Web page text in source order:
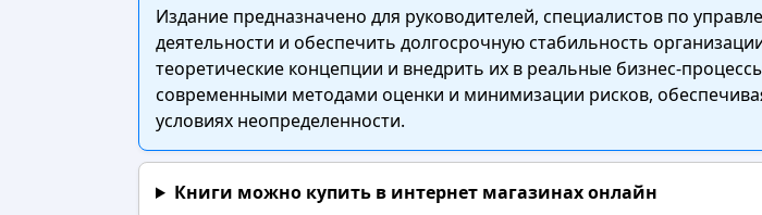
Издание предназначено для руководителей, специалистов по
деятельности и обеспечить долгосрочную стабильность
теоретические концепции и внедрить их в реальные бизнес-
современными методами оценки и минимизации рисков,
условиях неопределенности.
Книги можно купить в интернет магазинах онлайн